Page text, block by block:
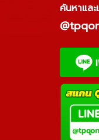
ค้นหาแล